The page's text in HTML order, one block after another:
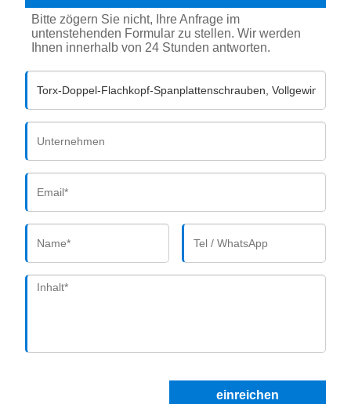
Bitte zögern Sie nicht, Ihre Anfrage im
untenstehenden Formular zu stellen. Wir werden
Ihnen innerhalb von 24 Stunden antworten.
einreichen